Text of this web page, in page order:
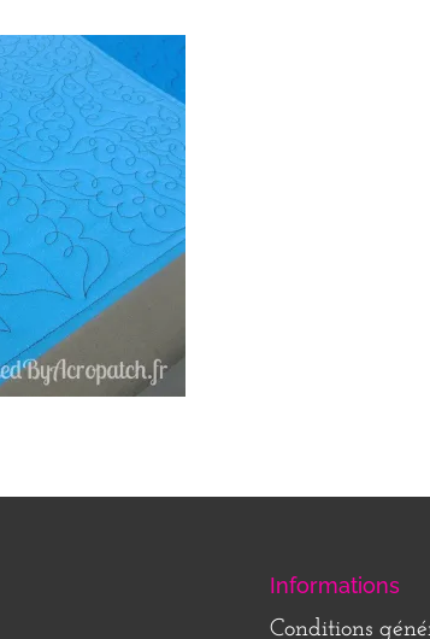
Informations
Conditions